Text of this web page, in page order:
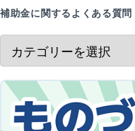
補助金に関するよくある質問